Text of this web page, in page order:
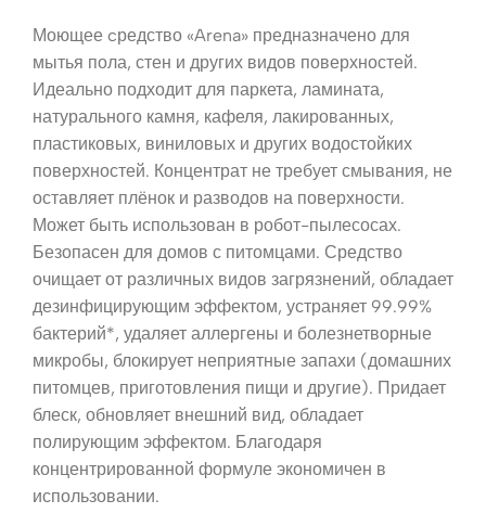
Моющее cредство «Arena» предназначено для
мытья пола, стен и других видов поверхностей.
Идеально подходит для паркета, ламината,
натурального камня, кафеля, лакированных,
пластиковых, виниловых и других водостойких
поверхностей. Концентрат не требует смывания, не
оставляет плёнок и разводов на поверхности.
Может быть использован в робот-пылесосах.
Безопасен для домов с питомцами. Средство
очищает от различных видов загрязнений, обладает
дезинфицирующим эффектом, устраняет 99.99%
бактерий*, удаляет аллергены и болезнетворные
микробы, блокирует неприятные запахи (домашних
питомцев, приготовления пищи и другие). Придает
блеск, обновляет внешний вид, обладает
полирующим эффектом. Благодаря
концентрированной формуле экономичен в
использовании.